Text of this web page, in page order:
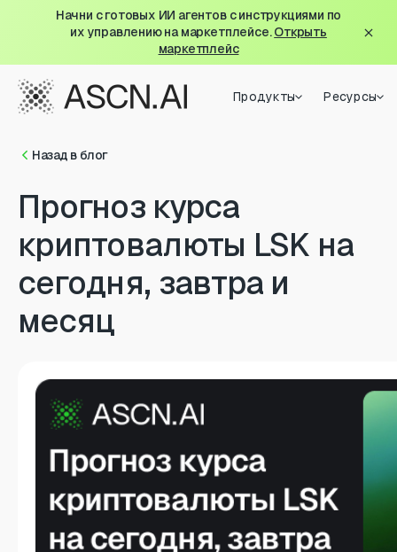
Начни с готовых ИИ агентов с инструкциями по
их управлению на маркетплейсе.Открыть
маркетплейс
Продукты Ресурсы
Назад в блог
Прогноз курса
криптовалюты LSK на
сегодня, завтра и
месяц